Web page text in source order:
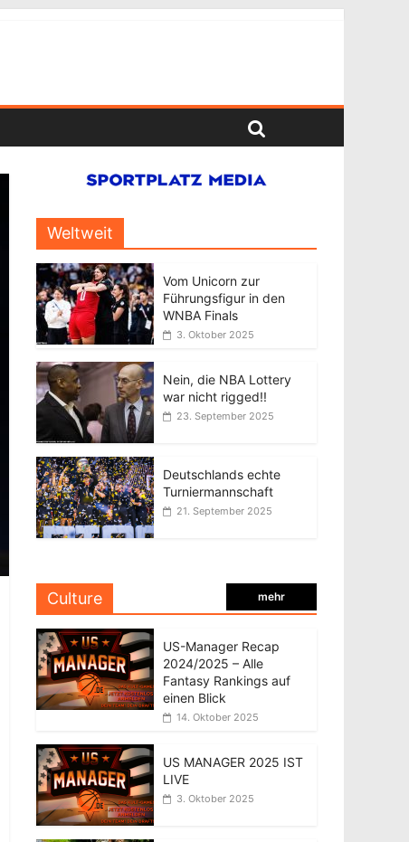
Weltweit
Vom Unicorn zur
Führungsfigur in den
WNBA Finals
3. Oktober 2025
Nein, die NBA Lottery
war nicht rigged!!
23. September 2025
Deutschlands echte
Turniermannschaft
21. September 2025
Culture mehr
US-Manager Recap
2024/2025 – Alle
Fantasy Rankings auf
einen Blick
14. Oktober 2025
US MANAGER 2025 IST
LIVE
3. Oktober 2025